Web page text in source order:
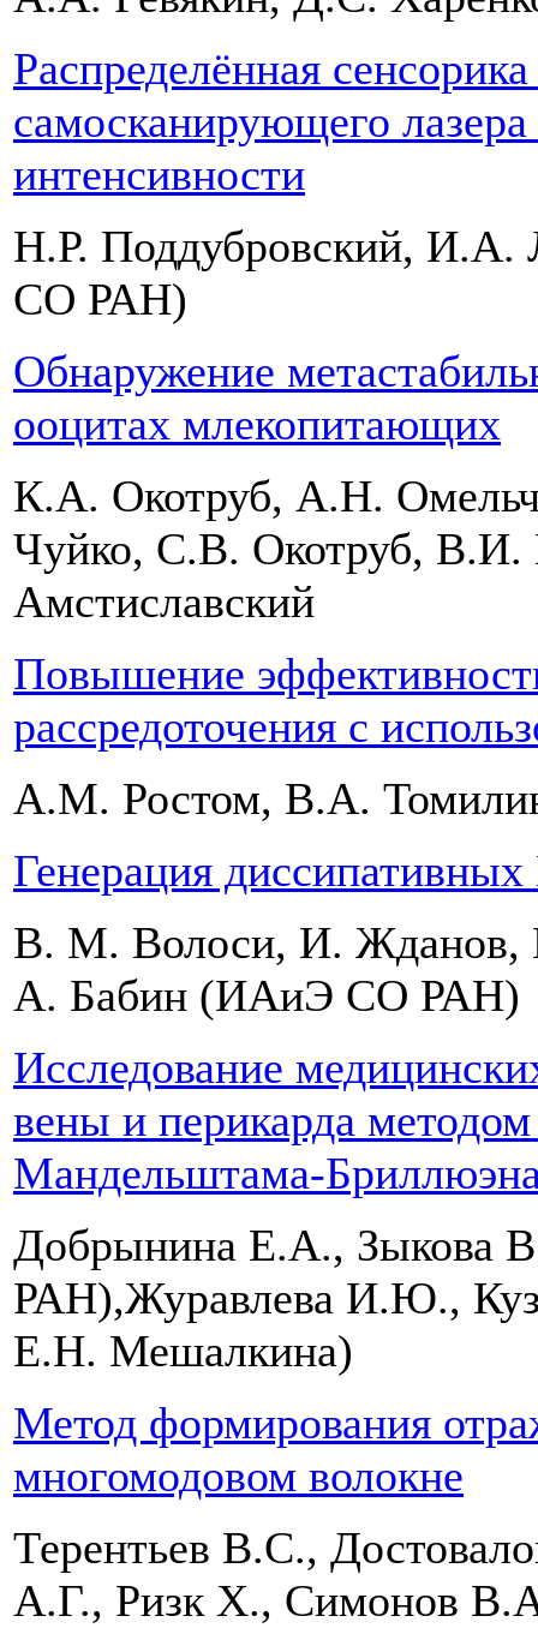
Распределённая
самосканирующего
интенсивности
Н.Р. Поддубровский,
СО РАН)
Обнаружение
ооцитах млекопитающих
К.А. Окотруб, А.Н.
Чуйко, С.В. Окотруб, В.И.
Амстиславский
Повышение
рассредоточения с
А.М. Ростом, В.А.
Генерация
В. М. Волоси, И. Жданов,
А. Бабин (ИАиЭ СО РАН)
Исследование
вены и перикарда
Мандельштама-
Добрынина Е.А., Зыкова
РАН),Журавлева И.Ю.,
Е.Н. Мешалкина)
Метод формирования
многомодовом волокне
Терентьев В.С.,
А.Г., Ризк Х., Симонов